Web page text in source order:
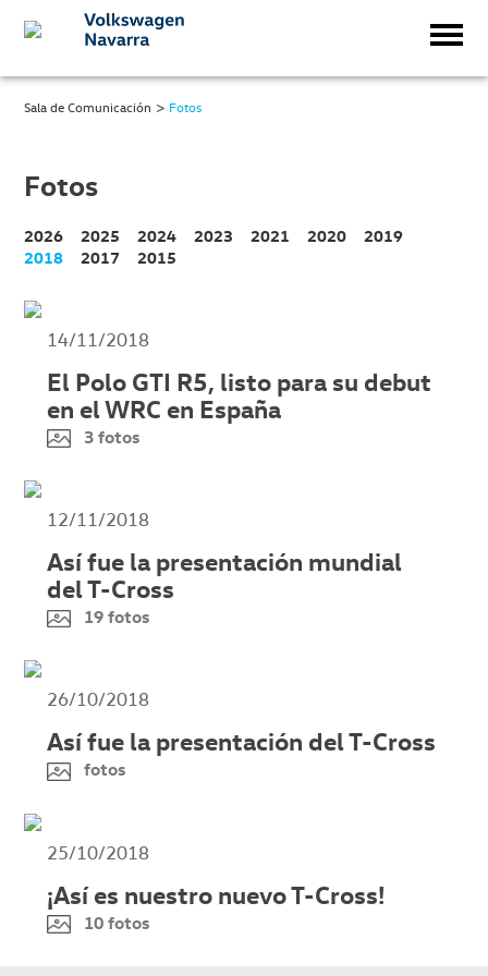
Sala de Comunicación > Fotos
Fotos
2026 2025 2024 2023 2021 2020
2019
2018
2017 2015
14/11/2018
El Polo GTI R5, listo para su debut
en el WRC en España
3 fotos
12/11/2018
Así fue la presentación mundial
del T-Cross
19 fotos
26/10/2018
Así fue la presentación del T-Cross
fotos
25/10/2018
¡Así es nuestro nuevo T-Cross!
10 fotos